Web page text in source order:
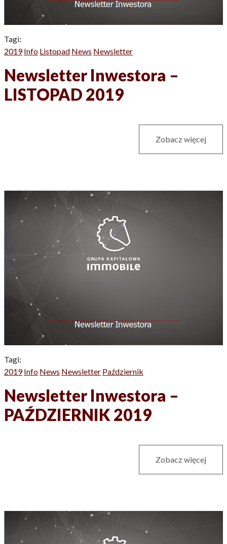
Tagi:
2019 Info Listopad News Newsletter
Newsletter Inwestora –
LISTOPAD 2019
Zobacz więcej
Tagi:
2019 Info News Newsletter Październik
Newsletter Inwestora –
PAŹDZIERNIK 2019
Zobacz więcej